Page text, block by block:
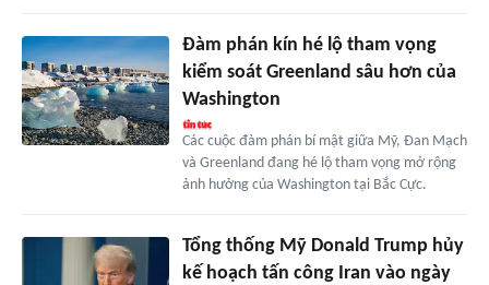
Đàm phán kín hé lộ tham vọng
kiểm soát Greenland sâu hơn của
Washington
Các cuộc đàm phán bí mật giữa Mỹ, Đan Mạch
và Greenland đang hé lộ tham vọng mở rộng
ảnh hưởng của Washington tại Bắc Cực.
Tổng thống Mỹ Donald Trump hủy
kế hoạch tấn công Iran vào ngày